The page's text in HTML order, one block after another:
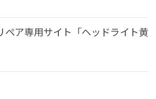
ペア専用サイト「ヘッドライト黄